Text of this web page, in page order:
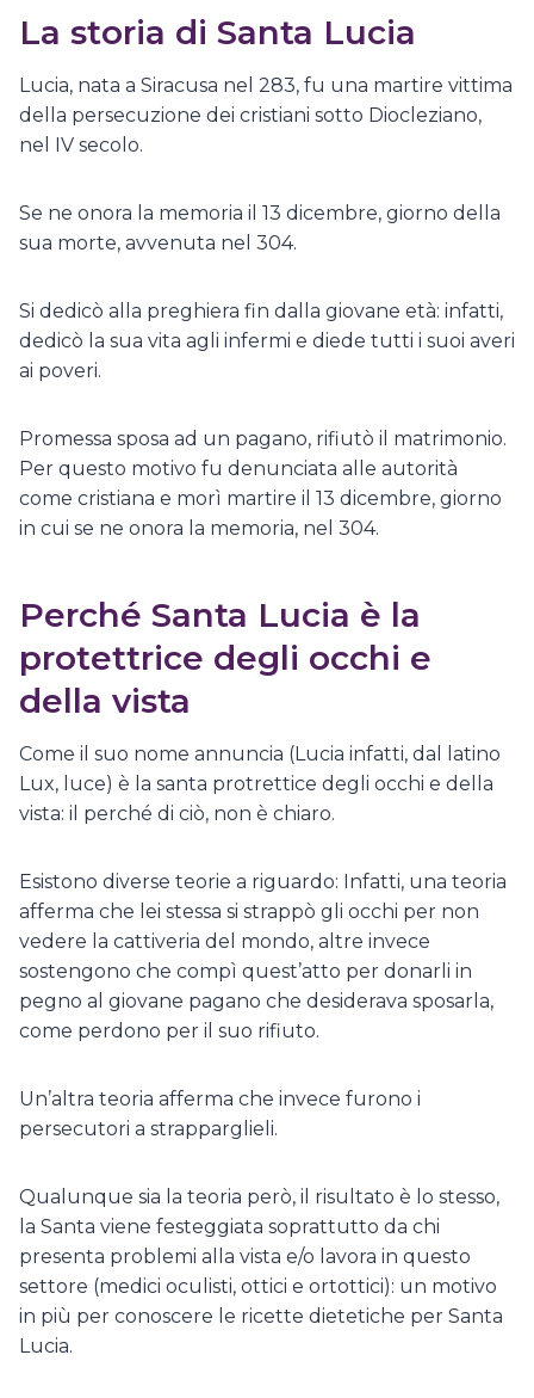
La storia di Santa Lucia
Lucia, nata a Siracusa nel 283, fu una martire vittima
della persecuzione dei cristiani sotto Diocleziano,
nel IV secolo.
Se ne onora la memoria il 13 dicembre, giorno della
sua morte, avvenuta nel 304.
Si dedicò alla preghiera fin dalla giovane età: infatti,
dedicò la sua vita agli infermi e diede tutti i suoi averi
ai poveri.
Promessa sposa ad un pagano, rifiutò il matrimonio.
Per questo motivo fu denunciata alle autorità
come cristiana e morì martire il 13 dicembre, giorno
in cui se ne onora la memoria, nel 304.
Perché Santa Lucia è la
protettrice degli occhi e
della vista
Come il suo nome annuncia (Lucia infatti, dal latino
Lux, luce) è la santa protrettice degli occhi e della
vista: il perché di ciò, non è chiaro.
Esistono diverse teorie a riguardo: Infatti, una teoria
afferma che lei stessa si strappò gli occhi per non
vedere la cattiveria del mondo, altre invece
sostengono che compì quest’atto per donarli in
pegno al giovane pagano che desiderava sposarla,
come perdono per il suo rifiuto.
Un’altra teoria afferma che invece furono i
persecutori a strapparglieli.
Qualunque sia la teoria però, il risultato è lo stesso,
la Santa viene festeggiata soprattutto da chi
presenta problemi alla vista e/o lavora in questo
settore (medici oculisti, ottici e ortottici): un motivo
in più per conoscere le ricette dietetiche per Santa
Lucia.